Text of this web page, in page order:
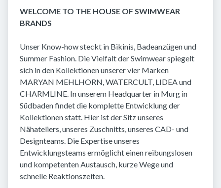
WELCOME TO THE HOUSE OF SWIMWEAR
BRANDS
Unser Know-how steckt in Bikinis, Badeanzügen und
Summer Fashion. Die Vielfalt der Swimwear spiegelt
sich in den Kollektionen unserer vier Marken
MARYAN MEHLHORN, WATERCULT, LIDEA und
CHARMLINE. In unserem Headquarter in Murg in
Südbaden findet die komplette Entwicklung der
Kollektionen statt. Hier ist der Sitz unseres
Nähateliers, unseres Zuschnitts, unseres CAD- und
Designteams. Die Expertise unseres
Entwicklungsteams ermöglicht einen reibungslosen
und kompetenten Austausch, kurze Wege und
schnelle Reaktionszeiten.